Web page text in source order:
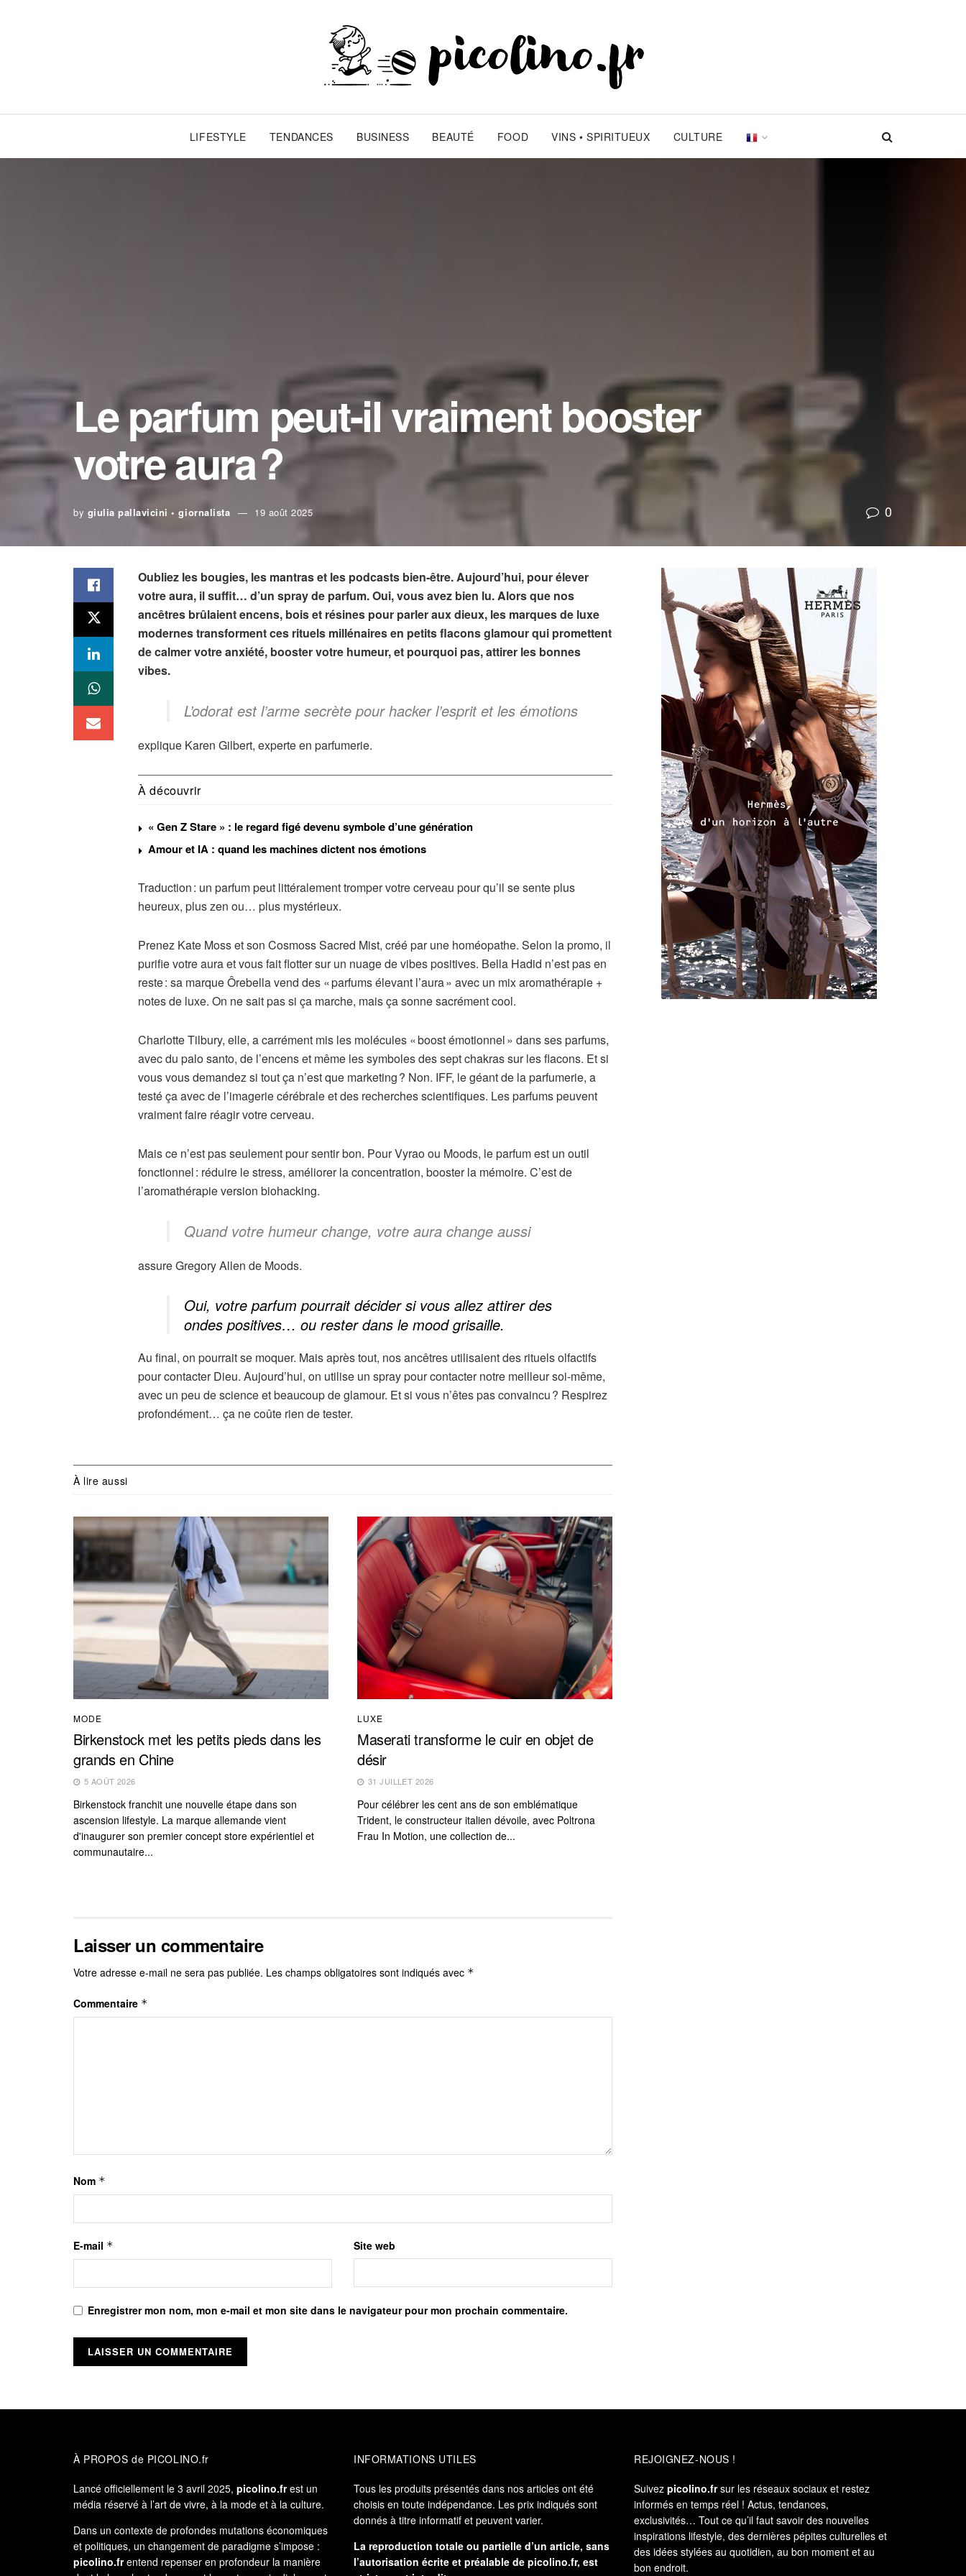
LIFESTYLE TENDANCES BUSINESS BEAUTÉ FOOD VINS • SPIRITUEUX CULTURE
Le parfum peut-il vraiment booster
votre aura ?
by giulia pallavicini • giornalista 19 août 2025 0
Oubliez les bougies, les mantras et les podcasts bien-être. Aujourd’hui, pour élever
votre aura, il suffit… d’un spray de parfum. Oui, vous avez bien lu. Alors que nos
ancêtres brûlaient encens, bois et résines pour parler aux dieux, les marques de luxe
modernes transforment ces rituels millénaires en petits flacons glamour qui promettent
de calmer votre anxiété, booster votre humeur, et pourquoi pas, attirer les bonnes
vibes.
L’odorat est l’arme secrète pour hacker l’esprit et les émotions
explique Karen Gilbert, experte en parfumerie.
À découvrir
« Gen Z Stare » : le regard figé devenu symbole d’une génération
Amour et IA : quand les machines dictent nos émotions
Traduction : un parfum peut littéralement tromper votre cerveau pour qu’il se sente plus
heureux, plus zen ou… plus mystérieux.
Prenez Kate Moss et son Cosmoss Sacred Mist, créé par une homéopathe. Selon la promo, il
purifie votre aura et vous fait flotter sur un nuage de vibes positives. Bella Hadid n’est pas en
reste : sa marque Ôrebella vend des « parfums élevant l’aura » avec un mix aromathérapie +
notes de luxe. On ne sait pas si ça marche, mais ça sonne sacrément cool.
Charlotte Tilbury, elle, a carrément mis les molécules « boost émotionnel » dans ses parfums,
avec du palo santo, de l’encens et même les symboles des sept chakras sur les flacons. Et si
vous vous demandez si tout ça n’est que marketing ? Non. IFF, le géant de la parfumerie, a
testé ça avec de l’imagerie cérébrale et des recherches scientifiques. Les parfums peuvent
vraiment faire réagir votre cerveau.
Mais ce n’est pas seulement pour sentir bon. Pour Vyrao ou Moods, le parfum est un outil
fonctionnel : réduire le stress, améliorer la concentration, booster la mémoire. C’est de
l’aromathérapie version biohacking.
Quand votre humeur change, votre aura change aussi
assure Gregory Allen de Moods.
Oui, votre parfum pourrait décider si vous allez attirer des
ondes positives… ou rester dans le mood grisaille.
Au final, on pourrait se moquer. Mais après tout, nos ancêtres utilisaient des rituels olfactifs
pour contacter Dieu. Aujourd’hui, on utilise un spray pour contacter notre meilleur soi-même,
avec un peu de science et beaucoup de glamour. Et si vous n’êtes pas convaincu ? Respirez
profondément… ça ne coûte rien de tester.
À lire aussi
MODE
Birkenstock met les petits pieds dans les
grands en Chine
5 AOÛT 2026
Birkenstock franchit une nouvelle étape dans son
ascension lifestyle. La marque allemande vient
d'inaugurer son premier concept store expérientiel et
communautaire...
LUXE
Maserati transforme le cuir en objet de
désir
31 JUILLET 2026
Pour célébrer les cent ans de son emblématique
Trident, le constructeur italien dévoile, avec Poltrona
Frau In Motion, une collection de...
Laisser un commentaire
Votre adresse e-mail ne sera pas publiée. Les champs obligatoires sont indiqués avec *
Commentaire *
Nom *
E-mail * Site web
Enregistrer mon nom, mon e-mail et mon site dans le navigateur pour mon prochain commentaire.
À PROPOS de PICOLINO.fr
Lancé officiellement le 3 avril 2025, picolino.frest un
média réservé à l’art de vivre, à la mode et à la culture.
Dans un contexte de profondes mutations économiques
et politiques, un changement de paradigme s’impose :
picolino.frentend repenser en profondeur la manière
INFORMATIONS UTILES
Tous les produits présentés dans nos articles ont été
choisis en toute indépendance. Les prix indiqués sont
donnés à titre informatif et peuvent varier.
La reproduction totale ou partielle d’un article, sans
l’autorisation écrite et préalable de picolino.fr, est
REJOIGNEZ-NOUS !
Suivez picolino.frsur les réseaux sociaux et restez
informés en temps réel ! Actus, tendances,
exclusivités… Tout ce qu’il faut savoir des nouvelles
inspirations lifestyle, des dernières pépites culturelles et
des idées stylées au quotidien, au bon moment et au
bon endroit.